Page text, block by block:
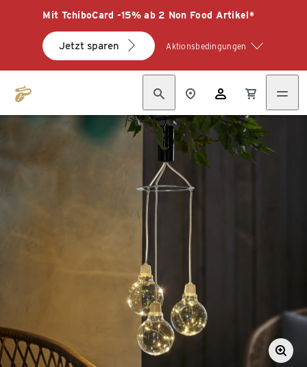
Mit TchiboCard -15% ab 2 Non Food Artikel*
Jetzt sparen Aktionsbedingungen